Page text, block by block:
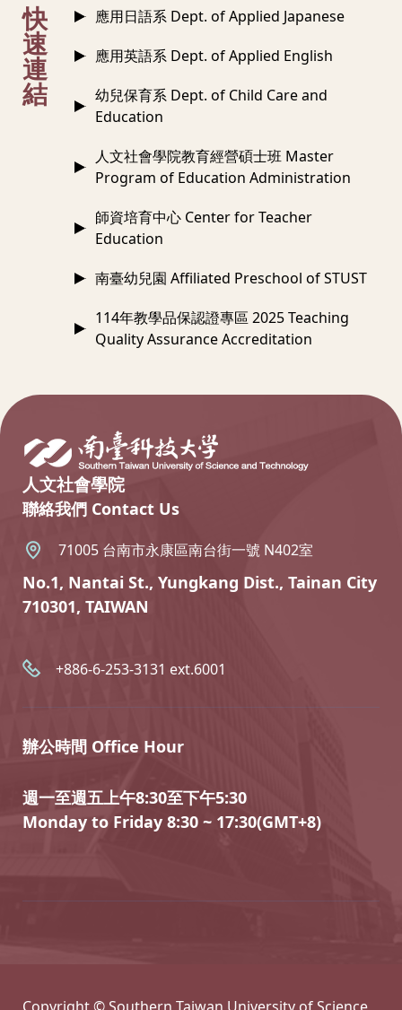
快
速
連
結
應用日語系 Dept. of Applied Japanese
應用英語系 Dept. of Applied English
幼兒保育系 Dept. of Child Care and
Education
人文社會學院教育經營碩士班 Master
Program of Education Administration
師資培育中心 Center for Teacher
Education
南臺幼兒園 Affiliated Preschool of STUST
114年教學品保認證專區 2025 Teaching
Quality Assurance Accreditation
人文社會學院
聯絡我們 Contact Us
71005 台南市永康區南台街一號 N402室
No.1, Nantai St., Yungkang Dist., Tainan City
710301, TAIWAN
+886-6-253-3131 ext.6001
辦公時間 Office Hour
週一至週五上午8:30至下午5:30
Monday to Friday 8:30 ~ 17:30(GMT+8)